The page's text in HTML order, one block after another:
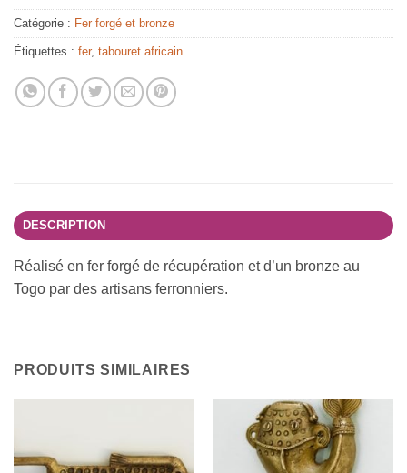
Catégorie : Fer forgé et bronze
Étiquettes : fer, tabouret africain
DESCRIPTION
Réalisé en fer forgé de récupération et d’un bronze au
Togo par des artisans ferronniers.
PRODUITS SIMILAIRES